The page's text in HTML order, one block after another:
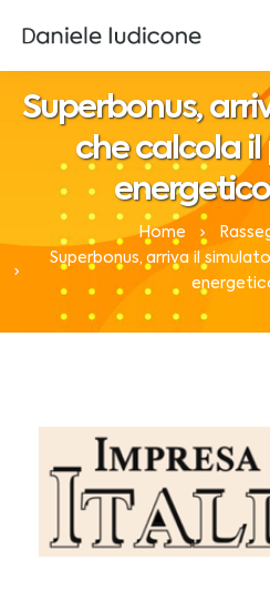
Superbonus,
che calcola
Home
Superbonus, arriva il